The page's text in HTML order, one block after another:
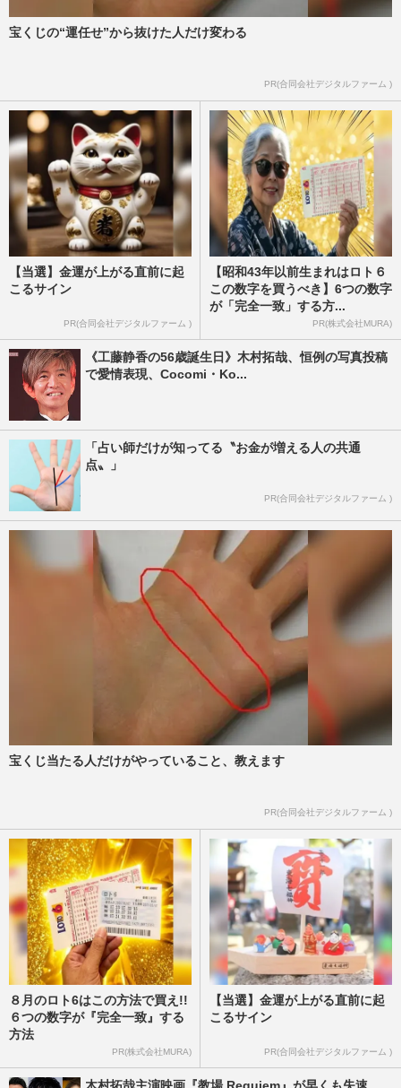
宝くじの“運任せ”から抜けた人だけ変わる
PR(合同会社デジタルファーム )
【当選】金運が上がる直前に起
こるサイン
PR(合同会社デジタルファーム )
【昭和43年以前生まれはロト６
この数字を買うべき】6つの数字
が「完全一致」する方...
PR(株式会社MURA)
《工藤静香の56歳誕生日》木村拓哉、恒例の写真投稿
で愛情表現、Cocomi・Ko...
「占い師だけが知ってる〝お金が増える人の共通
点〟」
PR(合同会社デジタルファーム )
宝くじ当たる人だけがやっていること、教えます
PR(合同会社デジタルファーム )
８月のロト6はこの方法で買え!!
６つの数字が『完全一致』する
方法
PR(株式会社MURA)
【当選】金運が上がる直前に起
こるサイン
PR(合同会社デジタルファーム )
木村拓哉主演映画『教場 Requiem』が早くも失速、